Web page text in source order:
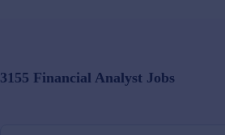
3155 Financial Analyst Jobs